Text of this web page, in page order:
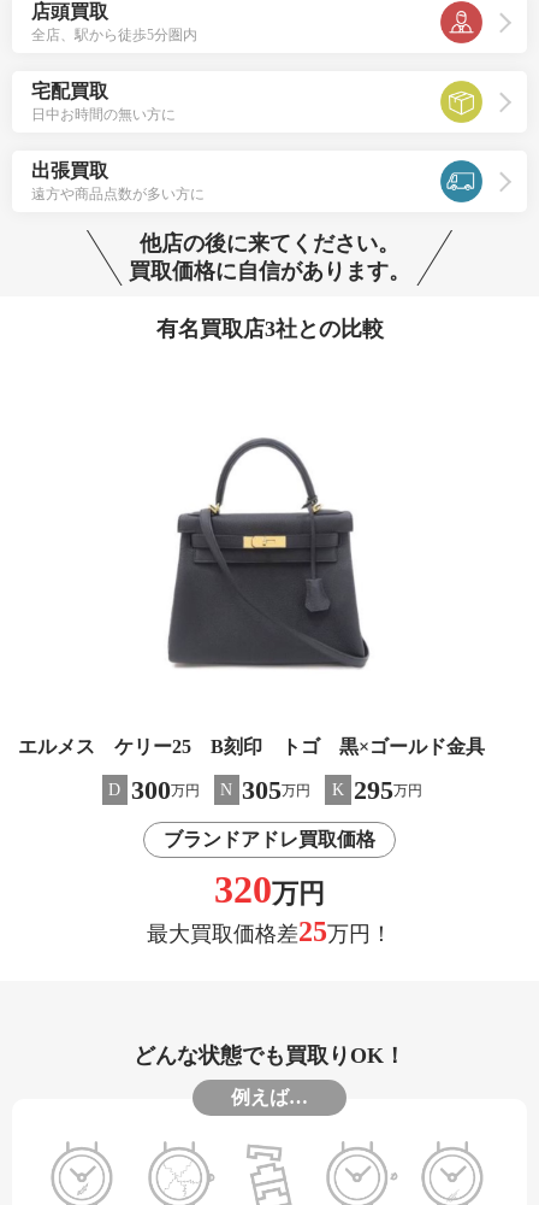
店頭買取
全店、駅から徒歩5分圏内
宅配買取
日中お時間の無い方に
出張買取
遠方や商品点数が多い方に
他店の後に来てください。
買取価格に自信があります。
有名買取店3社との比較
エルメス ケリー25 B刻印 トゴ 黒×ゴールド金具
D 300万円 N 305万円 K 295万円
ブランドアドレ買取価格
320万円
最大買取価格差25万円！
どんな状態でも買取りOK！
例えば…